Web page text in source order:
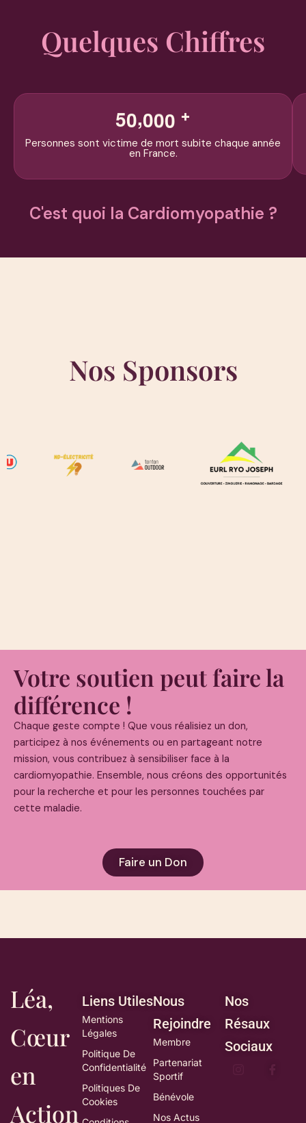
Quelques Chiffres
50,000 +
Personnes sont victime de mort subite chaque année
en France.
C'est quoi la Cardiomyopathie ?
Nos Sponsors
Votre soutien peut faire la
différence !
Chaque geste compte ! Que vous réalisiez un don,
participez à nos événements ou en partageant notre
mission, vous contribuez à sensibiliser face à la
cardiomyopathie. Ensemble, nous créons des opportunités
pour la recherche et pour les personnes touchées par
cette maladie.
Faire un Don
Léa,
Cœur
en
Action
Liens Utiles
Mentions
Légales
Politique De
Confidentialité
Politiques De
Cookies
Nous
Rejoindre
Membre
Partenariat
Sportif
Bénévole
Nos Actus
Nos
Résaux
Sociaux